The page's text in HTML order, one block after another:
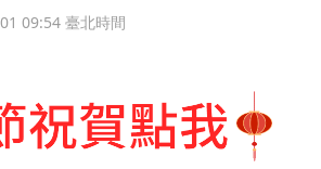
09:54 臺北時間